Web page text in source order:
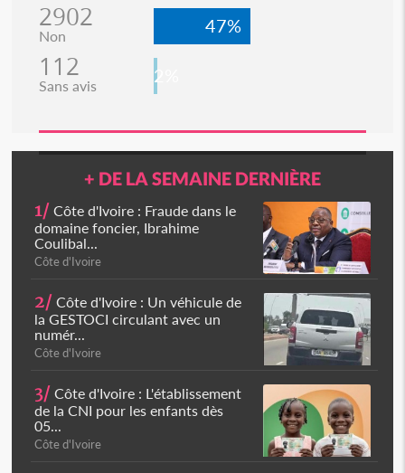
2902
Non 47%
112
Sans avis 2%
+ DE LA SEMAINE DERNIÈRE
1/ Côte d'Ivoire : Fraude dans le
domaine foncier, Ibrahime
Coulibal...
Côte d'Ivoire
2/ Côte d'Ivoire : Un véhicule de
la GESTOCI circulant avec un
numér...
Côte d'Ivoire
3/ Côte d'Ivoire : L'établissement
de la CNI pour les enfants dès
05...
Côte d'Ivoire